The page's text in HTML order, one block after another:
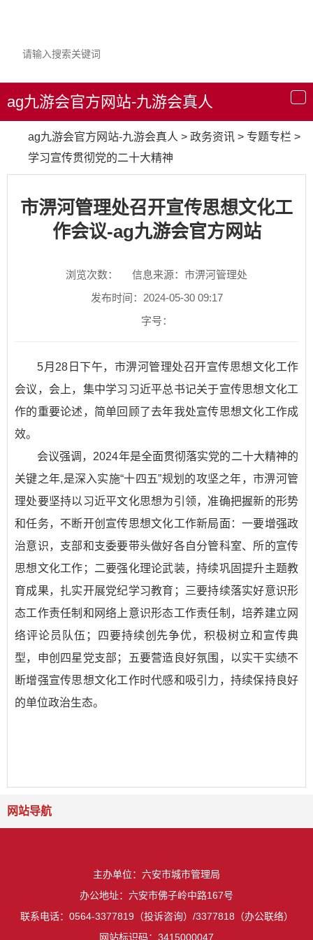
导
航
ag九游会官方网站-九游会真人
ag九游会官方网站-九游会真人 > 政务资讯 > 专题专栏 >
学习宣传贯彻党的二十大精神
市淠河管理处召开宣传思想文化工
作会议-ag九游会官方网站
浏览次数：
信息来源：市淠河管理处
发布时间：2024-05-30 09:17
字号：
5月28日下午，市淠河管理处召开宣传思想文化工作
会议，会上，集中学习习近平总书记关于宣传思想文化工
作的重要论述，简单回顾了去年我处宣传思想文化工作成
效。
会议强调，2024年是全面贯彻落实党的二十大精神的
关键之年,是深入实施“十四五”规划的攻坚之年，市淠河管
理处要坚持以习近平文化思想为引领，准确把握新的形势
和任务，不断开创宣传思想文化工作新局面：一要增强政
治意识，支部和支委要带头做好各自分管科室、所的宣传
思想文化工作；二要强化理论武装，持续巩固提升主题教
育成果，扎实开展党纪学习教育；三要持续落实好意识形
态工作责任制和网络上意识形态工作责任制，培养建立网
络评论员队伍；四要持续创先争优，积极树立和宣传典
型，申创四星党支部；五要营造良好氛围，以实干实绩不
断增强宣传思想文化工作时代感和吸引力，持续保持良好
的单位政治生态。
网站导航
主办单位：六安市城市管理局
办公地址：六安市佛子岭中路167号
联系电话：0564-3377819（投诉咨询）/3377818（办公联络）
网站标识码：3415000047